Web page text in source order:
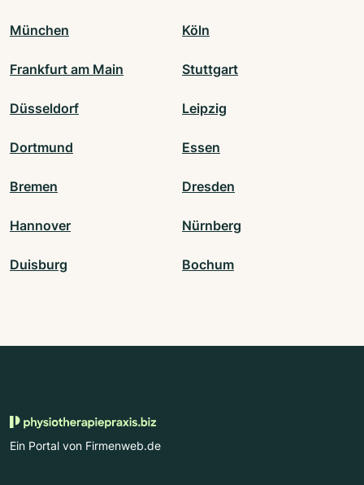
München Köln
Frankfurt am Main Stuttgart
Düsseldorf Leipzig
Dortmund Essen
Bremen Dresden
Hannover Nürnberg
Duisburg Bochum
Ein Portal von Firmenweb.de